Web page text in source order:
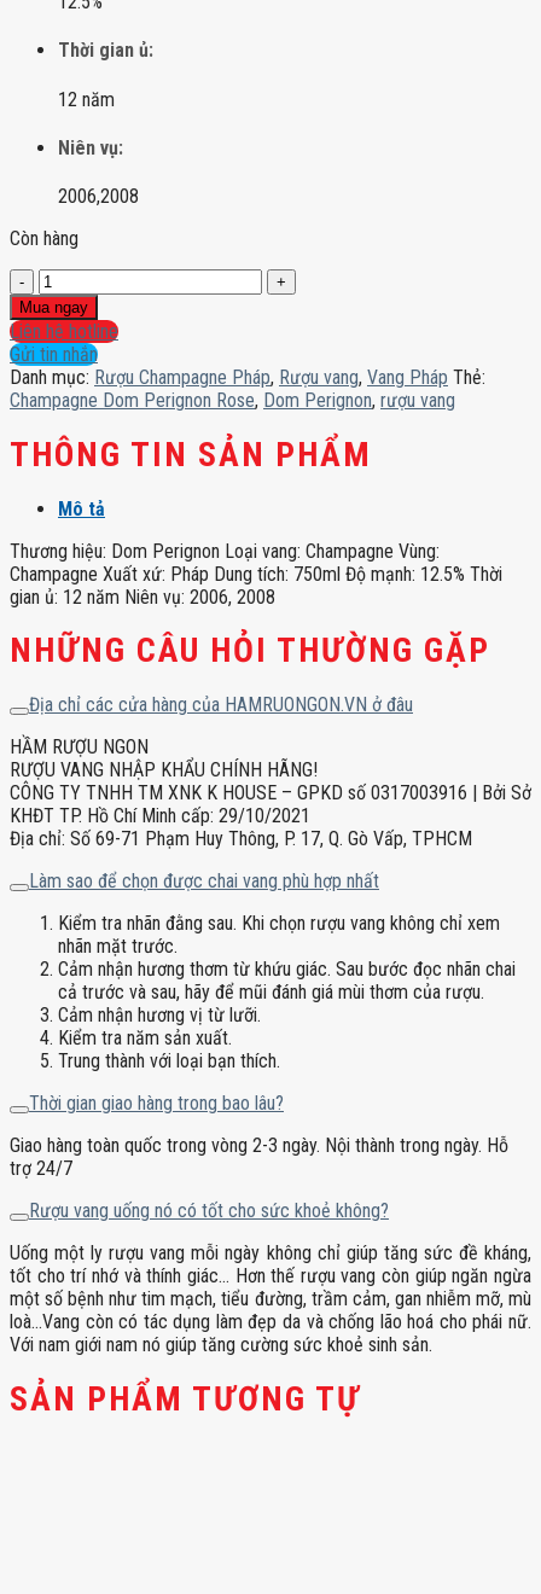
Thời gian ủ:
12 năm
Niên vụ:
2006,2008
Còn hàng
Champagne
Dom
Perignon
Rose
số
lượng
Mua ngay
Liên hệ hotline
Gửi tin nhắn
Danh mục: Rượu Champagne Pháp, Rượu vang, Vang Pháp Thẻ:
Champagne Dom Perignon Rose, Dom Perignon, rượu vang
THÔNG TIN SẢN PHẨM
Mô tả
Thương hiệu: Dom Perignon Loại vang: Champagne Vùng:
Champagne Xuất xứ: Pháp Dung tích: 750ml Độ mạnh: 12.5% Thời
gian ủ: 12 năm Niên vụ: 2006, 2008
NHỮNG CÂU HỎI THƯỜNG GẶP
Địa chỉ các cửa hàng của HAMRUONGON.VN ở đâu
HẦM RƯỢU NGON
RƯỢU VANG NHẬP KHẨU CHÍNH HÃNG!
CÔNG TY TNHH TM XNK K HOUSE – GPKD số 0317003916 | Bởi Sở
KHĐT TP. Hồ Chí Minh cấp: 29/10/2021
Địa chỉ: Số 69-71 Phạm Huy Thông, P. 17, Q. Gò Vấp, TPHCM
Làm sao để chọn được chai vang phù hợp nhất
Kiểm tra nhãn đằng sau. Khi chọn rượu vang không chỉ xem
nhãn mặt trước.
Cảm nhận hương thơm từ khứu giác. Sau bước đọc nhãn chai
cả trước và sau, hãy để mũi đánh giá mùi thơm của rượu.
Cảm nhận hương vị từ lưỡi.
Kiểm tra năm sản xuất.
Trung thành với loại bạn thích.
Thời gian giao hàng trong bao lâu?
Giao hàng toàn quốc trong vòng 2-3 ngày. Nội thành trong ngày. Hỗ
trợ 24/7
Rượu vang uống nó có tốt cho sức khoẻ không?
Uống một ly rượu vang mỗi ngày không chỉ giúp tăng sức đề kháng,
tốt cho trí nhớ và thính giác… Hơn thế rượu vang còn giúp ngăn ngừa
một số bệnh như tim mạch, tiểu đường, trầm cảm, gan nhiễm mỡ, mù
loà…Vang còn có tác dụng làm đẹp da và chống lão hoá cho phái nữ.
Với nam giới nam nó giúp tăng cường sức khoẻ sinh sản.
SẢN PHẨM TƯƠNG TỰ